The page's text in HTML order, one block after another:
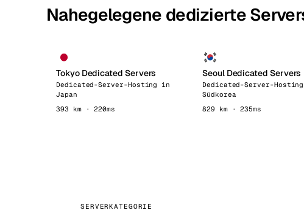
Nahegelegene dedizierte
Tokyo Dedicated Servers
Dedicated-Server-Hosting in
Japan
393 km · 220ms
Seoul Dedicated Servers
Dedicated-Server-
Südkorea
829 km · 235ms
SERVERKATEGORIE